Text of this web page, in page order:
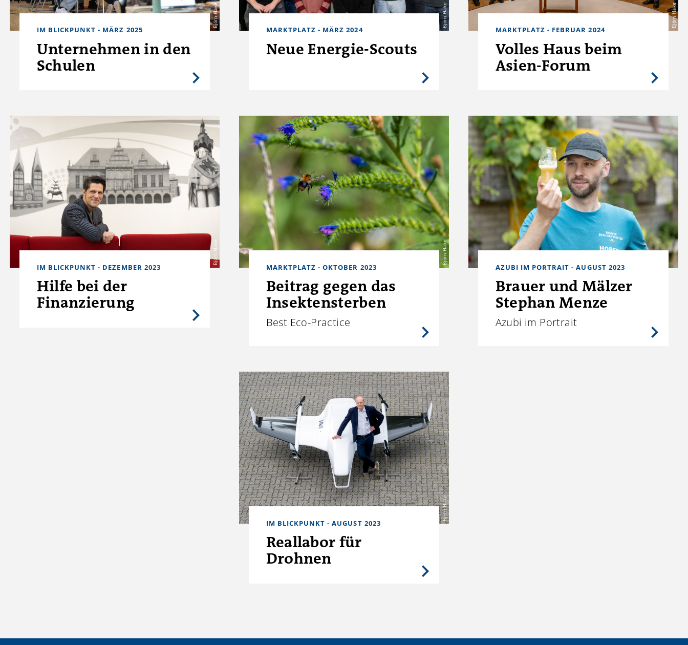
Björn Hake
IM BLICKPUNKT - MÄRZ 2025
Unternehmen in den
Schulen
Björn Hake
MARKTPLATZ - MÄRZ 2024
Neue Energie-Scouts
Björn Hake
MARKTPLATZ - FEBRUAR 2024
Volles Haus beim
Asien-Forum
Björn Hake
IM BLICKPUNKT - DEZEMBER 2023
Hilfe bei der
Finanzierung
Björn Hake
MARKTPLATZ - OKTOBER 2023
Beitrag gegen das
Insektensterben
Best Eco-Practice
AZUBI IM PORTRAIT - AUGUST 2023
Brauer und Mälzer
Stephan Menze
Azubi im Portrait
Björn Hake
IM BLICKPUNKT - AUGUST 2023
Reallabor für
Drohnen